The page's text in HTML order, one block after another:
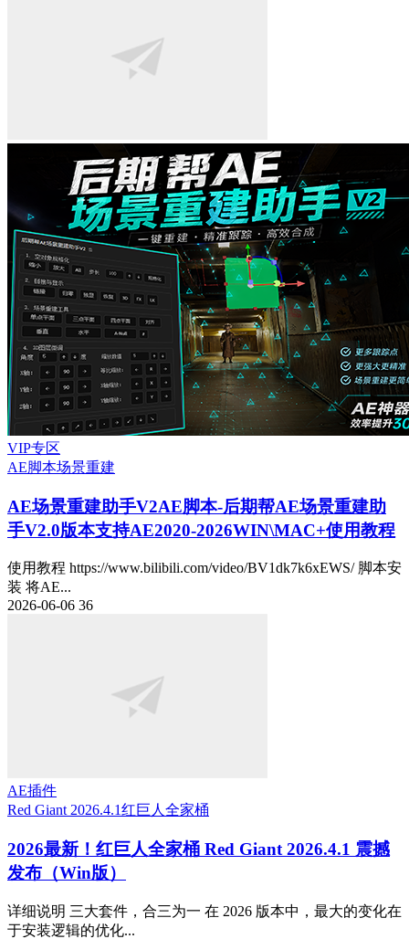
VIP专区
AE脚本场景重建
AE场景重建助手V2AE脚本-后期帮AE场景重建助
手V2.0版本支持AE2020-2026WIN\MAC+使用教程
使用教程 https://www.bilibili.com/video/BV1dk7k6xEWS/ 脚本安
装 将AE...
2026-06-06 36
AE插件
Red Giant 2026.4.1红巨人全家桶
2026最新！红巨人全家桶 Red Giant 2026.4.1 震撼
发布（Win版）
详细说明 三大套件，合三为一 在 2026 版本中，最大的变化在
于安装逻辑的优化...